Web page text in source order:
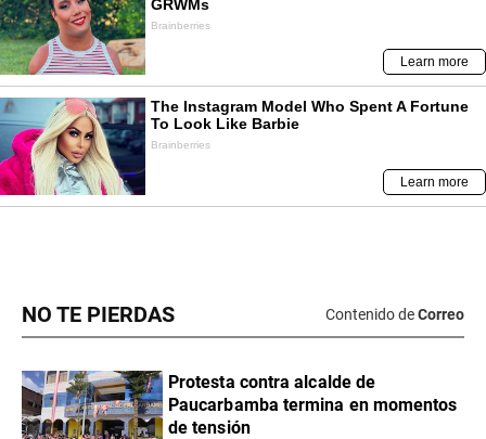
NO TE PIERDAS Contenido deCorreo
Protesta contra alcalde de
Paucarbamba termina en momentos
de tensión